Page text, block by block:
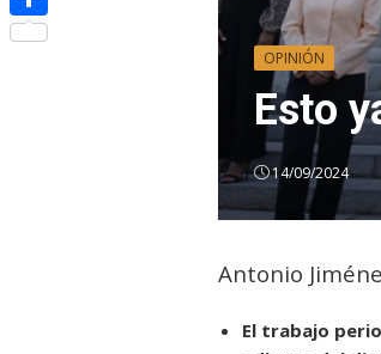
OPINIÓN
Esto
14/09/2024
Antonio
El trabajo
Compartir